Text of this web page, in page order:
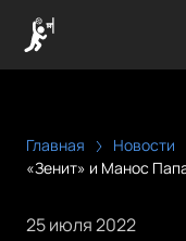
Главная
Новости
«Зенит» и Манос
25 июля 2022